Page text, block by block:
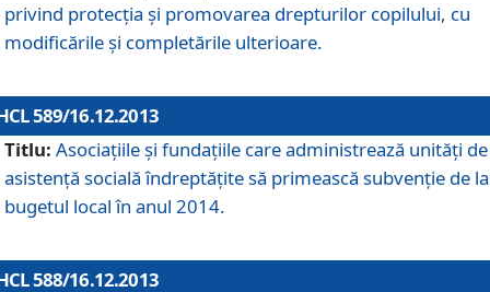
privind protecţia şi promovarea drepturilor copilului, cu
modificările şi completările ulterioare.
589/16.12.2013
Titlu: Asociaţiile şi fundaţiile care administrează unităţi de
asistenţă socială îndreptăţite să primească subvenţie de la
bugetul local în anul 2014.
588/16.12.2013